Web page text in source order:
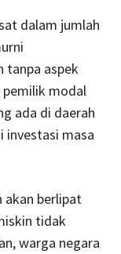
dalam jumlah
tanpa aspek
pemilik modal
ada di daerah
investasi masa
akan berlipat
tidak
warga negara